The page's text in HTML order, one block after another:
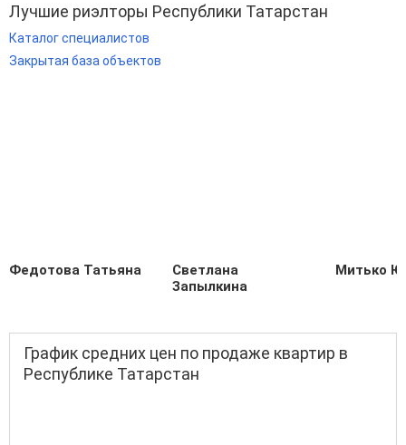
Лучшие риэлторы Республики Татарстан
Каталог специалистов
Закрытая база объектов
Федотова Татьяна
Светлана
Запылкина
Митько
График средних цен по продаже квартир в
Республике Татарстан